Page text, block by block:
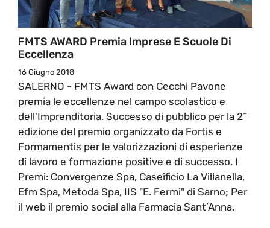
FMTS AWARD Premia Imprese E Scuole Di
Eccellenza
16 Giugno 2018
SALERNO - FMTS Award con Cecchi Pavone
premia le eccellenze nel campo scolastico e
dell'Imprenditoria. Successo di pubblico per la 2^
edizione del premio organizzato da Fortis e
Formamentis per le valorizzazioni di esperienze
di lavoro e formazione positive e di successo. I
Premi: Convergenze Spa, Caseificio La Villanella,
Efm Spa, Metoda Spa, IIS "E. Fermi" di Sarno; Per
il web il premio social alla Farmacia Sant’Anna.